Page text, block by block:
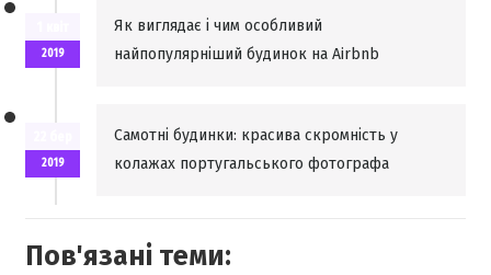
2019
Як виглядає і чим особливий
найпопулярніший будинок на Airbnb
2019
Самотні будинки: красива скромність у
колажах португальського фотографа
Пов'язані теми: